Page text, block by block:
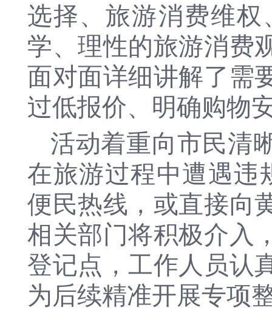
选择、旅游消费维
学、理性的旅游消费
面对面详细讲解了需
过低报价、明确购物
活动着重向市民清
在旅游过程中遭遇违
便民热线，或直接向
相关部门将积极介入
登记点，工作人员认
为后续精准开展专项